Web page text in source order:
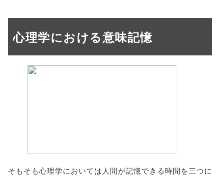
心理学における意味記憶
そもそも心理学においては人間が記憶できる時間を三つに